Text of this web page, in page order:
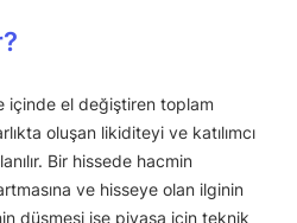
içinde el değiştiren toplam
oluşan likiditeyi ve katılımcı
Bir hissede hacmin
ve hisseye olan ilginin
düşmesi ise piyasa için teknik